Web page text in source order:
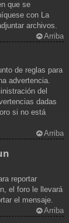
que se
con La
archivos.
Arriba
de reglas para
advertencia.
del
dadas
si no está
Arriba
reportar
el foro le llevará
el mensaje.
Arriba